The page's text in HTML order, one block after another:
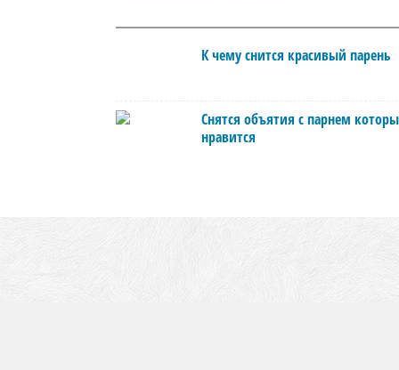
К чему снится красивый парень
Снятся объятия с парнем
нравится